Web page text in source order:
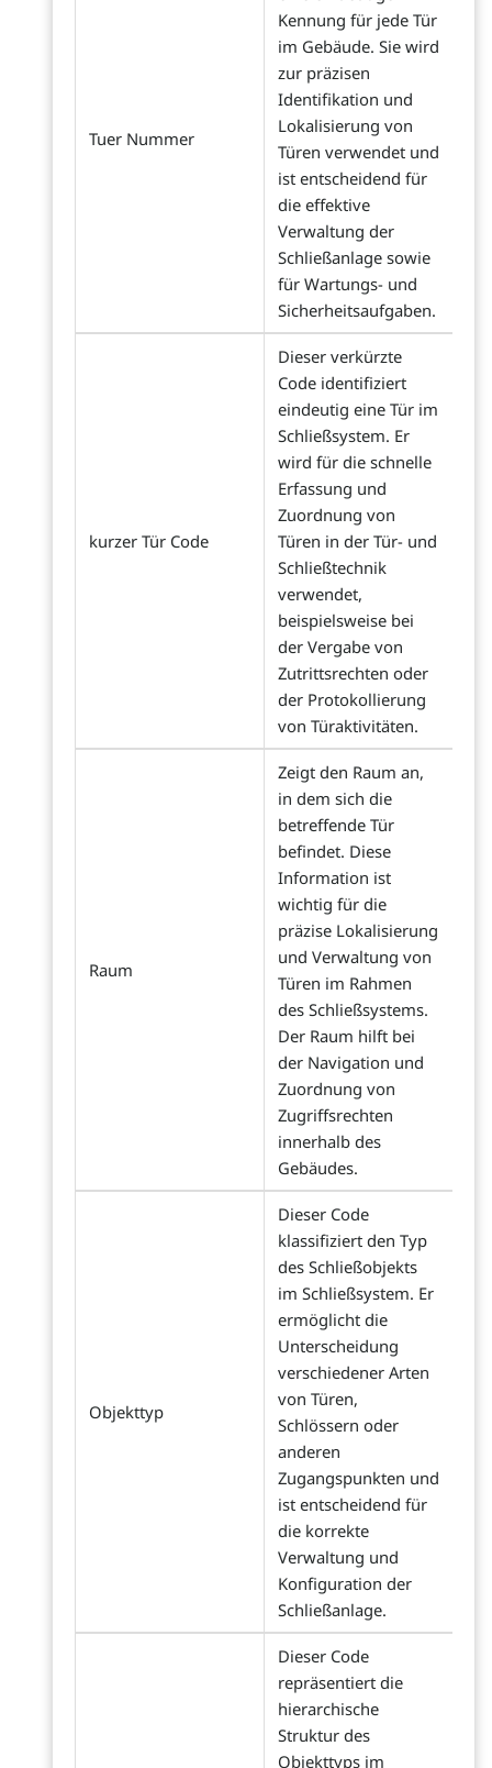
Tuer Nummer
Kennung für jede Tür
im Gebäude. Sie wird
zur präzisen
Identifikation und
Lokalisierung von
Türen verwendet und
ist entscheidend für
die effektive
Verwaltung der
Schließanlage sowie
für Wartungs- und
Sicherheitsaufgaben.
kurzer Tür Code
Dieser verkürzte
Code identifiziert
eindeutig eine Tür im
Schließsystem. Er
wird für die schnelle
Erfassung und
Zuordnung von
Türen in der Tür- und
Schließtechnik
verwendet,
beispielsweise bei
der Vergabe von
Zutrittsrechten oder
der Protokollierung
von Türaktivitäten.
Raum
Zeigt den Raum an,
in dem sich die
betreffende Tür
befindet. Diese
Information ist
wichtig für die
präzise Lokalisierung
und Verwaltung von
Türen im Rahmen
des Schließsystems.
Der Raum hilft bei
der Navigation und
Zuordnung von
Zugriffsrechten
innerhalb des
Gebäudes.
Objekttyp
Dieser Code
klassifiziert den Typ
des Schließobjekts
im Schließsystem. Er
ermöglicht die
Unterscheidung
verschiedener Arten
von Türen,
Schlössern oder
anderen
Zugangspunkten und
ist entscheidend für
die korrekte
Verwaltung und
Konfiguration der
Schließanlage.
Dieser Code
repräsentiert die
hierarchische
Struktur des
Objekttyps im